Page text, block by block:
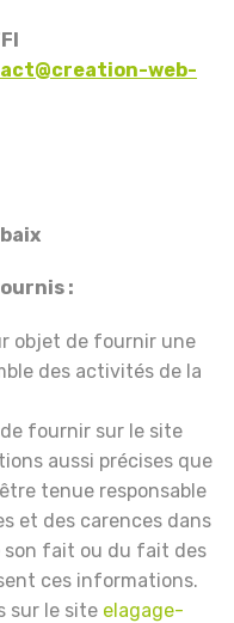
web-
:
objet de fournir une
des activités de la
fournir sur le site
aussi précises que
tenue responsable
et des carences dans
son fait ou du fait des
ces informations.
sur le site elagage-